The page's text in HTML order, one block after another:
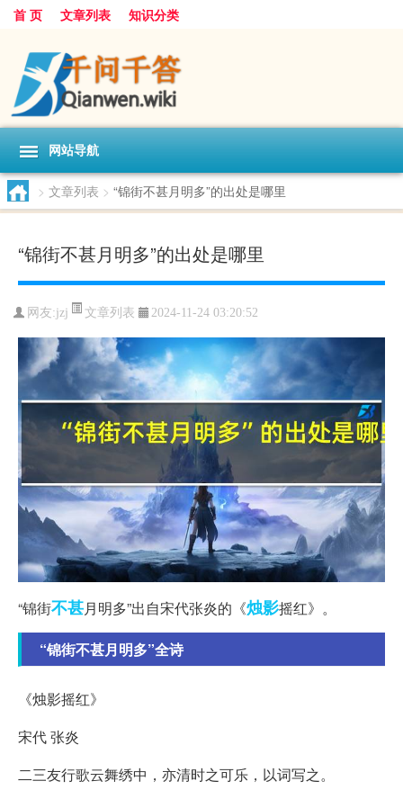
首 页 文章列表 知识分类
网站导航
> 文章列表 > “锦街不甚月明多”的出处是哪里
“锦街不甚月明多”的出处是哪里
网友:jzj 文章列表 2024-11-24 03:20:52
“锦街不甚月明多”出自宋代张炎的《烛影摇红》。
“锦街不甚月明多”全诗
《烛影摇红》
宋代 张炎
二三友行歌云舞绣中，亦清时之可乐，以词写之。